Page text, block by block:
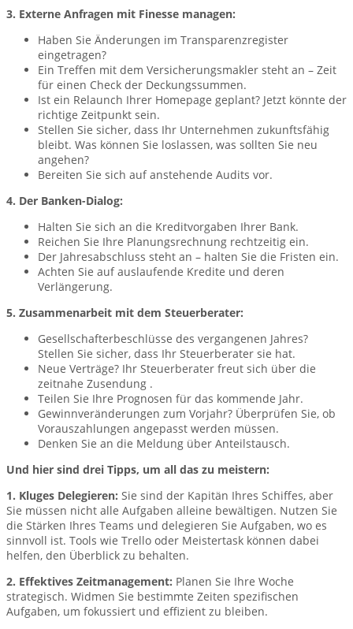
3. Externe Anfragen mit Finesse managen:
Haben Sie Änderungen im Transparenzregister
eingetragen?
Ein Treffen mit dem Versicherungsmakler steht an – Zeit
für einen Check der Deckungssummen.
Ist ein Relaunch Ihrer Homepage geplant? Jetzt könnte der
richtige Zeitpunkt sein.
Stellen Sie sicher, dass Ihr Unternehmen zukunftsfähig
bleibt. Was können Sie loslassen, was sollten Sie neu
angehen?
Bereiten Sie sich auf anstehende Audits vor.
4. Der Banken-Dialog:
Halten Sie sich an die Kreditvorgaben Ihrer Bank.
Reichen Sie Ihre Planungsrechnung rechtzeitig ein.
Der Jahresabschluss steht an – halten Sie die Fristen ein.
Achten Sie auf auslaufende Kredite und deren
Verlängerung.
5. Zusammenarbeit mit dem Steuerberater:
Gesellschafterbeschlüsse des vergangenen Jahres?
Stellen Sie sicher, dass Ihr Steuerberater sie hat.
Neue Verträge? Ihr Steuerberater freut sich über die
zeitnahe Zusendung .
Teilen Sie Ihre Prognosen für das kommende Jahr.
Gewinnveränderungen zum Vorjahr? Überprüfen Sie, ob
Vorauszahlungen angepasst werden müssen.
Denken Sie an die Meldung über Anteilstausch.
Und hier sind drei Tipps, um all das zu meistern:
1. Kluges Delegieren: Sie sind der Kapitän Ihres Schiffes, aber
Sie müssen nicht alle Aufgaben alleine bewältigen. Nutzen Sie
die Stärken Ihres Teams und delegieren Sie Aufgaben, wo es
sinnvoll ist. Tools wie Trello oder Meistertask können dabei
helfen, den Überblick zu behalten.
2. Effektives Zeitmanagement: Planen Sie Ihre Woche
strategisch. Widmen Sie bestimmte Zeiten spezifischen
Aufgaben, um fokussiert und effizient zu bleiben.